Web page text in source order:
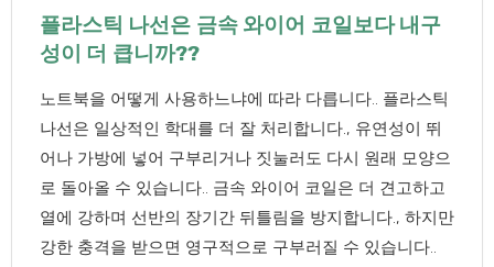
플라스틱 나선은 금속 와이어 코일보다 내구
성이 더 큽니까??
노트북을 어떻게 사용하느냐에 따라 다릅니다.. 플라스틱
나선은 일상적인 학대를 더 잘 처리합니다., 유연성이 뛰
어나 가방에 넣어 구부리거나 짓눌러도 다시 원래 모양으
로 돌아올 수 있습니다.. 금속 와이어 코일은 더 견고하고
열에 강하며 선반의 장기간 뒤틀림을 방지합니다., 하지만
강한 충격을 받으면 영구적으로 구부러질 수 있습니다..